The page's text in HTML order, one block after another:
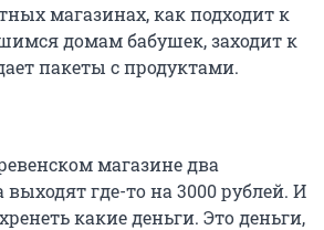
магазинах, как подходит к
домам бабушек, заходит к
пакеты с продуктами.
магазине два
где-то на 3000 рублей. И
какие деньги. Это деньги,